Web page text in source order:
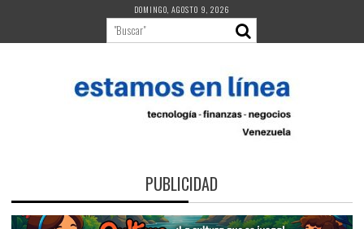
contenido
DOMINGO, AGOSTO 9, 2026
PUBLICIDAD